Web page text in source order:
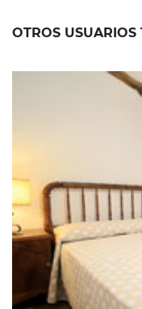
OTROS
CASA